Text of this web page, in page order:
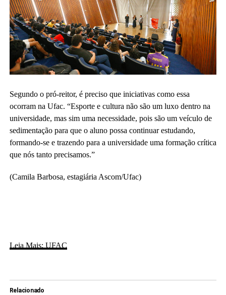
Segundo o pró-reitor, é preciso que iniciativas como essa
ocorram na Ufac. “Esporte e cultura não são um luxo dentro na
universidade, mas sim uma necessidade, pois são um veículo de
sedimentação para que o aluno possa continuar estudando,
formando-se e trazendo para a universidade uma formação crítica
que nós tanto precisamos.”
(Camila Barbosa, estagiária Ascom/Ufac)
Leia Mais: UFAC
Relacionado